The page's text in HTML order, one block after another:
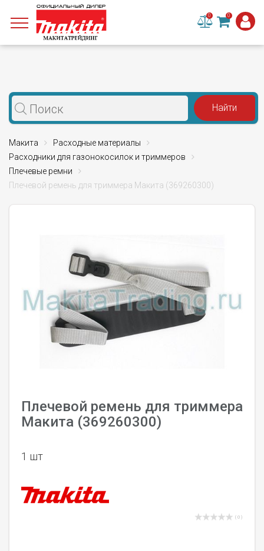
0 0
Макита
Расходные материалы
Расходники для газонокосилок и триммеров
Плечевые ремни
Плечевой ремень для триммера Макита (369260300)
Плечевой ремень для триммера
Макита (369260300)
1 шт
( 0 )